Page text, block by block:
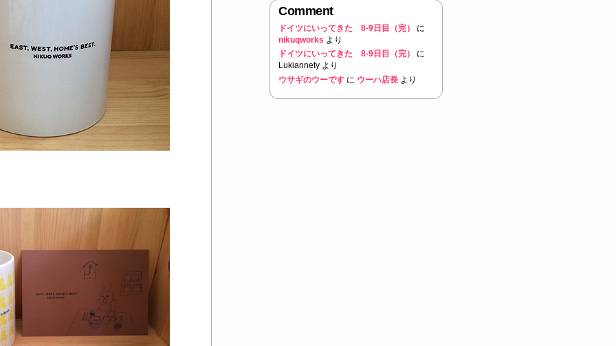
Comment
ドイツにいってきた 8-9日目（完）
に
nikuqworks より
ドイツにいってきた 8-9日目（完）
に
Lukiannety より
ウサギのウーです に ウーハ店長 より